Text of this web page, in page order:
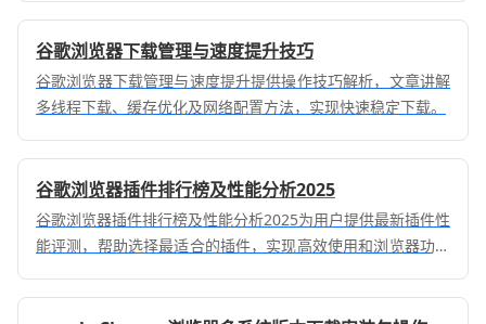
谷歌浏览器下载管理与速度提升技巧
谷歌浏览器下载管理与速度提升提供操作技巧解析，文章讲解
多线程下载、缓存优化及网络配置方法，实现快速稳定下载。
谷歌浏览器插件排行榜及性能分析2025
谷歌浏览器插件排行榜及性能分析2025为用户提供最新插件性
能评测，帮助选择最适合的插件，实现高效使用和浏览器功能